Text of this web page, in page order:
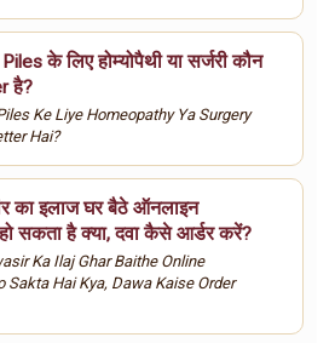
के लिए होम्योपैथी या सर्जरी कौन
है?
Ke Liye Homeopathy Ya Surgery
Hai?
का इलाज घर बैठे ऑनलाइन
सकता है क्या, दवा कैसे आर्डर करें?
Ka Ilaj Ghar Baithe Online
Sakta Hai Kya, Dawa Kaise Order